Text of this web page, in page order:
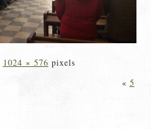
1024 × 576 pixels
« 5